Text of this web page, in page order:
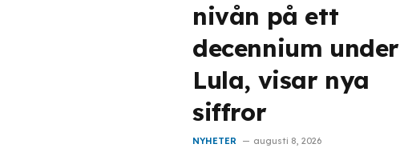
nivån på ett
decennium under
Lula, visar nya
siffror
NYHETER augusti 8, 2026